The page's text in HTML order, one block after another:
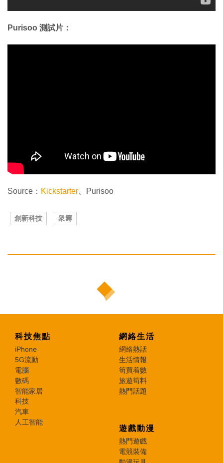
Purisoo 測試片：
Source： Kickstarter、Purisoo
創新科技 衆籌
科技焦點
iPhone
5G流動
電腦
數碼
智能家居
科技
汽車
人工智能
網絡生活
網絡熱話
生活情報
筍買着數
旅遊筍料
熱門話題
遊戲動漫
熱門遊戲
電競裝備